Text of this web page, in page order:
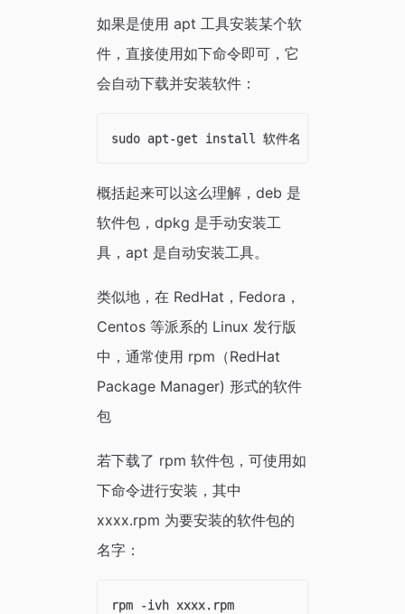
如果是使用 apt 工具安装某个软
件，直接使用如下命令即可，它
会自动下载并安装软件：
概括起来可以这么理解，deb 是
软件包，dpkg 是手动安装工
具，apt 是自动安装工具。
类似地，在 RedHat，Fedora，
Centos 等派系的 Linux 发行版
中，通常使用 rpm（RedHat
Package Manager) 形式的软件
包
若下载了 rpm 软件包，可使用如
下命令进行安装，其中
xxxx.rpm 为要安装的软件包的
名字：
rpm -ivh xxxx.rpm